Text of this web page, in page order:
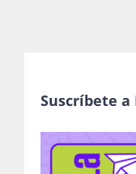
Suscríbete